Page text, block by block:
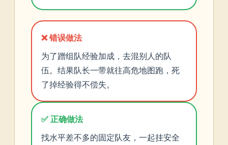
❌ 错误做法
为了蹭组队经验加成，去混别人的队
伍。结果队长一带就往高危地图跑，死
了掉经验得不偿失。
✅ 正确做法
找水平差不多的固定队友，一起挂安全